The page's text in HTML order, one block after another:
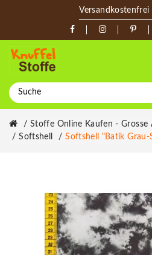
Versandkostenfrei
Stoffe Online Kaufen - Grosse
Softshell
Softshell "Batik Grau-